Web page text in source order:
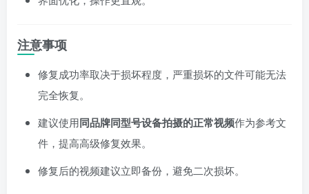
注意事项
修复成功率取决于损坏程度，严重损坏的文件可能无法
完全恢复。
建议使用同品牌同型号设备拍摄的正常视频作为参考文
件，提高高级修复效果。
修复后的视频建议立即备份，避免二次损坏。